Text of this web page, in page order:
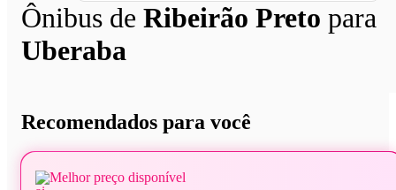
Ônibus de Ribeirão Preto para
Uberaba
Recomendados para você
Melhor preço disponível